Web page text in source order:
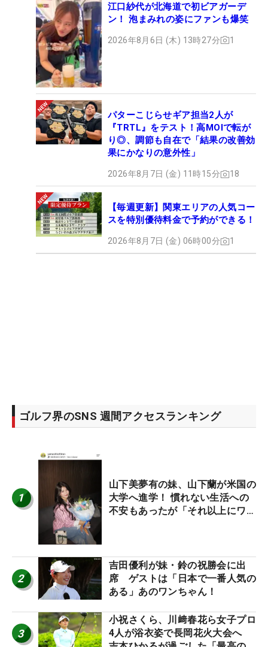
江口紗代が北海道で初ビアガーデ
ン！ 泡まみれの姿にファンも爆笑
2026年8月6日 (木) 13時27分 1
パターこじらせギア担当2人が
『TRTL』をテスト！高MOIで転が
り◎、調節も自在で「結果の改善効
果にかなりの意外性」
2026年8月7日 (金) 11時15分 18
【毎週更新】関東エリアの人気コー
スを特別優待料金で予約ができる！
2026年8月7日 (金) 06時00分 1
ゴルフ界のSNS 週間アクセスランキング
1
山下美夢有の妹、山下蘭が米国の
大学へ進学！ 慣れない生活への
不安もあったが「それ以上にワク
2
吉田優利が妹・鈴の祝勝会に出
席 ゲストは「日本で一番人気の
ある」あのワンちゃん！
3
小祝さくら、川﨑春花ら女子プロ
4人が浴衣姿で長岡花火大会へ